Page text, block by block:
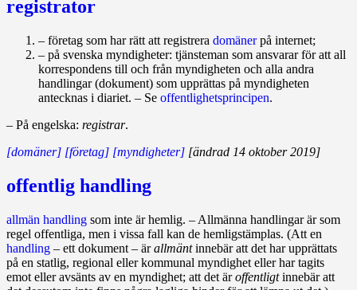
registrator
– företag som har rätt att registrera domänerpå internet;
– på svenska myndigheter: tjänsteman som ansvarar för att all
korrespondens till och från myndigheten och alla andra
handlingar (dokument) som upprättas på myndigheten
antecknas i diariet. – Se offentlighetsprincipen.
– På engelska: registrar.
[domäner] [företag] [myndigheter] [ändrad 14 oktober 2019]
offentlig handling
allmän handling som inte är hemlig. – Allmänna handlingar är som
regel offentliga, men i vissa fall kan de hemlig­stämplas. (Att en
handling – ett dokument – ärallmäntinnebär att det har upprättats
på en statlig, regional eller kommunal myndighet eller har tagits
emot eller avsänts av en myndighet; att det äroffentligtinnebär att